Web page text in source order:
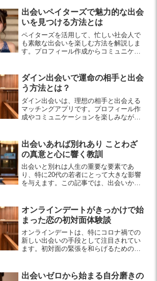
出会いペイターズで魅力的な出会
いを見つける方法とは
ペイターズを活用して、忙しい社会人で
も素敵な出会いを楽しむ方法を解説しま
す。プロフィール作成からコミュニケー
ダイン出会いで運命の相手と出会
う方法とは？
ダイン出会いは、理想の相手と出会える
マッチングアプリです。プロフィール作
成やコミュニケーションを楽しみなが
ントを学びましょう。
出会いあれば別れあり ことわざ
の真意と心に響く教訓
出会いと別れは人生の重要な要素であ
り、特に20代の若者にとって大きな影響
を与えます。この記事では、出会いから
す。新しい出会いへの期待を持ちなが
ら、別れを糧に未来を切り拓きましょ
う。
オンラインデートがきっかけで始
まった恋の初対面体験談
オンラインデートは、特にコロナ禍での
新しい出会いの手段として注目されてい
ます。初対面の緊張を和らげるためのポ
出会いゼロから始まる自分磨きの